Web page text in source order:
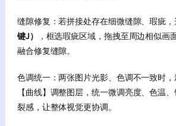
缝隙修复：若拼接处存在细微缝隙、瑕疵
键J）
，框选瑕疵区域，拖拽至周边相似画
融合修复缝隙。
色调统一：两张图片光影、色调不一致时，
【曲线】调整图层，统一微调亮度、色温
裂感，让整体视觉更协调。